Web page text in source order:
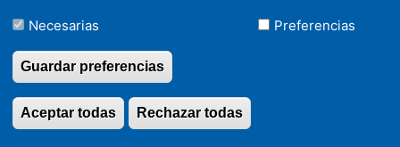
Necesarias Preferencias
Guardar preferencias
Rechazar todas
Aceptar todas